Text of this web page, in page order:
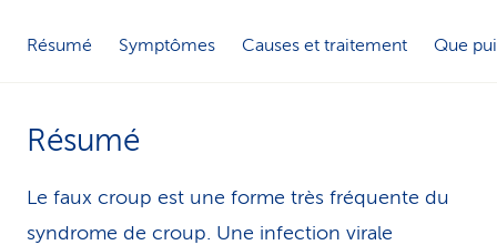
Résumé Symptômes Causes et traitement Que
Résumé
Le faux croup est une forme très fréquente du
syndrome de croup. Une infection virale